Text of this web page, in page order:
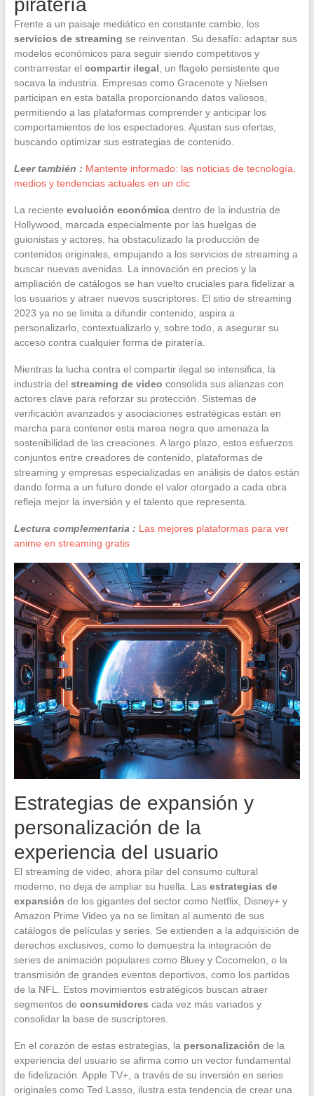
piratería
Frente a un paisaje mediático en constante cambio, los
servicios de streaming se reinventan. Su desafío: adaptar sus
modelos económicos para seguir siendo competitivos y
contrarrestar el compartir ilegal , un flagelo persistente que
socava la industria. Empresas como Gracenote y Nielsen
participan en esta batalla proporcionando datos valiosos,
permitiendo a las plataformas comprender y anticipar los
comportamientos de los espectadores. Ajustan sus ofertas,
buscando optimizar sus estrategias de contenido.
Leer también : Mantente informado: las noticias de tecnología,
medios y tendencias actuales en un clic
La reciente evolución económicadentro de la industria de
Hollywood, marcada especialmente por las huelgas de
guionistas y actores, ha obstaculizado la producción de
contenidos originales, empujando a los servicios de streaming a
buscar nuevas avenidas. La innovación en precios y la
ampliación de catálogos se han vuelto cruciales para fidelizar a
los usuarios y atraer nuevos suscriptores. El sitio de streaming
2023 ya no se limita a difundir contenido; aspira a
personalizarlo, contextualizarlo y, sobre todo, a asegurar su
acceso contra cualquier forma de piratería.
Mientras la lucha contra el compartir ilegal se intensifica, la
industria del streaming de video consolida sus alianzas con
actores clave para reforzar su protección. Sistemas de
verificación avanzados y asociaciones estratégicas están en
marcha para contener esta marea negra que amenaza la
sostenibilidad de las creaciones. A largo plazo, estos esfuerzos
conjuntos entre creadores de contenido, plataformas de
streaming y empresas especializadas en análisis de datos están
dando forma a un futuro donde el valor otorgado a cada obra
refleja mejor la inversión y el talento que representa.
Lectura complementaria : Las mejores plataformas para ver
anime en streaming gratis
Estrategias de expansión y
personalización de la
experiencia del usuario
El streaming de video, ahora pilar del consumo cultural
moderno, no deja de ampliar su huella. Las estrategias de
expansión de los gigantes del sector como Netflix, Disney+ y
Amazon Prime Video ya no se limitan al aumento de sus
catálogos de películas y series. Se extienden a la adquisición de
derechos exclusivos, como lo demuestra la integración de
series de animación populares como Bluey y Cocomelon, o la
transmisión de grandes eventos deportivos, como los partidos
de la NFL. Estos movimientos estratégicos buscan atraer
segmentos de consumidores cada vez más variados y
consolidar la base de suscriptores.
En el corazón de estas estrategias, la personalización de la
experiencia del usuario se afirma como un vector fundamental
de fidelización. Apple TV+, a través de su inversión en series
originales como Ted Lasso, ilustra esta tendencia de crear una